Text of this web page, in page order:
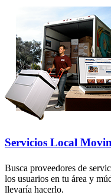
Servicios Local
Busca proveedores de
los usuarios en tu área y
llevaría hacerlo.